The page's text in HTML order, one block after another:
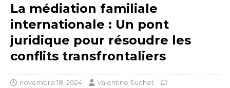
La médiation familiale
internationale : Un pont
juridique pour résoudre les
conflits transfrontaliers
novembre 18, 2024
Valentine Suchet